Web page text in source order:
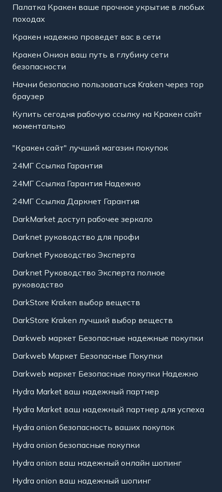
Палатка Кракен ваше прочное укрытие в любых
походах
Кракен надежно проведет вас в сети
Кракен Онион ваш путь в глубину сети
безопасности
Начни безопасно пользоваться Kraken через тор
браузер
Купить сегодня рабочую ссылку на Кракен сайт
моментально
"Кракен сайт" лучший магазин покупок
24МГ Ссылка Гарантия
24МГ Ссылка Гарантия Надежно
24МГ Ссылка Даркнет Гарантия
DarkMarket доступ рабочее зеркало
Darknet руководство для профи
Darknet Руководство Эксперта
Darknet Руководство Эксперта полное
руководство
DarkStore Kraken выбор веществ
DarkStore Kraken лучший выбор веществ
Darkweb маркет Безопасные надежные покупки
Darkweb Маркет Безопасные Покупки
Darkweb маркет Безопасные покупки Надежно
Hydra Market ваш надежный партнер
Hydra Market ваш надежный партнер для успеха
Hydra onion безопасность ваших покупок
Hydra onion безопасные покупки
Hydra onion ваш надежный онлайн шопинг
Hydra onion ваш надежный шопинг